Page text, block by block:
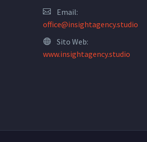
Email:
office@insightagency.studio
Sito Web:
www.insightagency.studio